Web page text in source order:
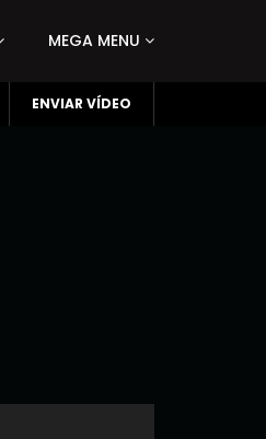
MEGA MENU
ENVIAR VÍDEO